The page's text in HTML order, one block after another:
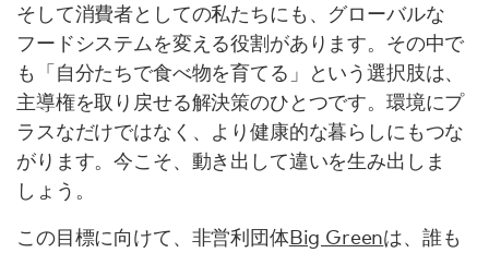
そして消費者としての私たちにも、グローバルな
フードシステムを変える役割があります。その中で
も「自分たちで食べ物を育てる」という選択肢は、
主導権を取り戻せる解決策のひとつです。環境にプ
ラスなだけではなく、より健康的な暮らしにもつな
がります。今こそ、動き出して違いを生み出しま
しょう。
この目標に向けて、非営利団体Big Greenは、誰も